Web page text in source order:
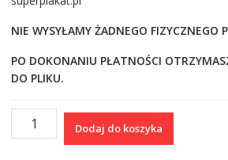
NIE WYSYŁAMY ŻADNEGO FIZYCZNEGO
PO DOKONANIU PŁATNOŚCI
DO PLIKU.
ilość
Fajny
Dodaj do koszyka